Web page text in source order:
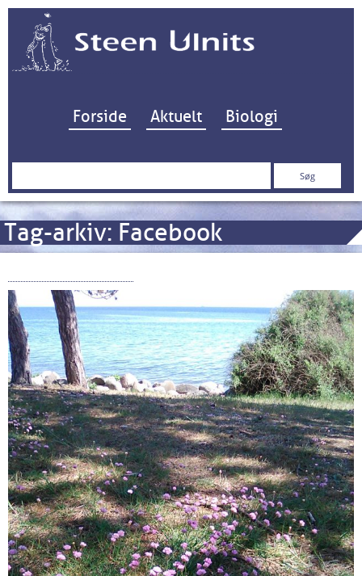
Hop til indhold
Forside Aktuelt Biologi
Søg
Tag-arkiv: Facebook